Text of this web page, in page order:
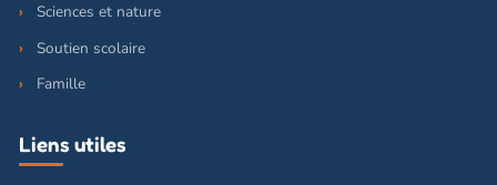
Sciences et nature
Soutien scolaire
Famille
Liens utiles